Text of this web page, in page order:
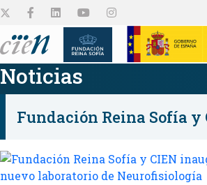
El Centro
Plataformas
Proyectos de
Empleo y
Colabora
Difusión
Noticias
Fundación Reina Sofía